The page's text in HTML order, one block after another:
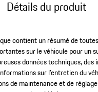
Détails du produit
contient un résumé de
sur le véhicule pour un
données techniques, des
sur l’entretien du
de maintenance et de